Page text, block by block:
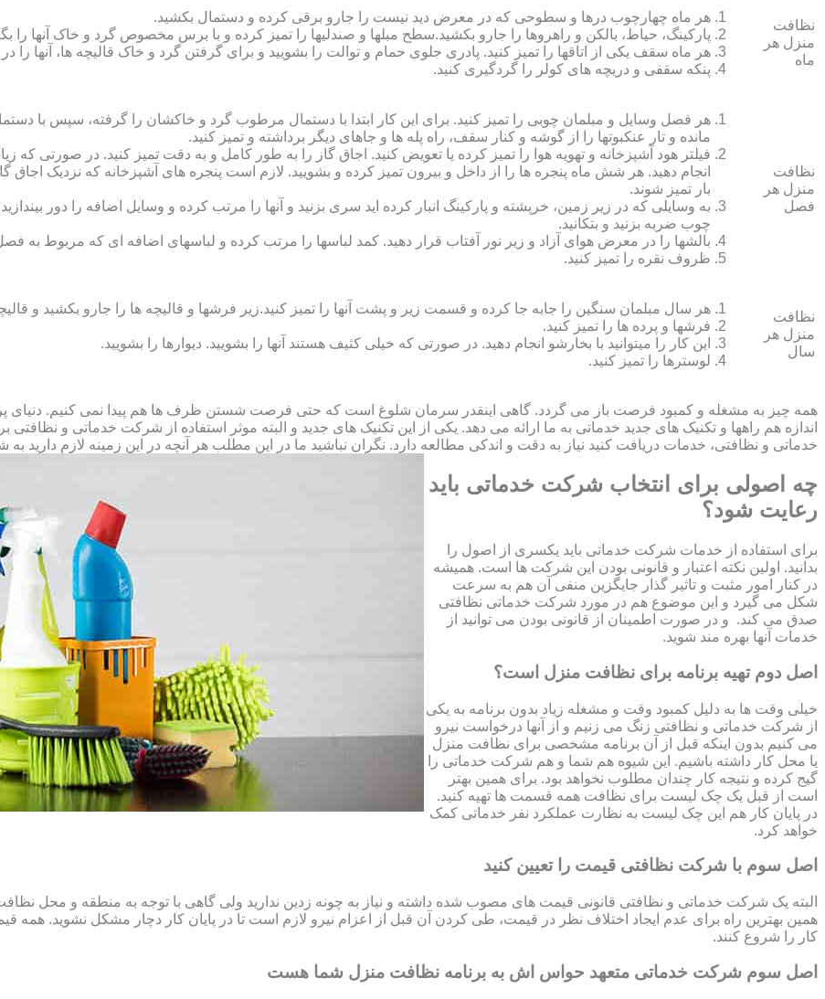
نظافت
منزل هر
ماه
هر ماه چهارچوب درها و سطوحی که در معرض دید نیست را جارو برقی کرده و دستمال بکشید.
پارکینگ، حیاط، بالکن و راهروها را جارو بکشید.سطح مبل‏ها و صندلی‏ها را تمیز کرده و با برس مخصوص گرد و خاک آنها را
هر ماه سقف یکی از اتاق‏ها را تمیز کنید. پادری جلوی حمام و توالت را بشویید و برای گرفتن گرد و خاک قالیچه‏ ها، آنها را
پنکه سقفی و دریچه‏ های کولر را گردگیری کنید.
نظافت
منزل هر
فصل
هر فصل وسایل و مبلمان چوبی را تمیز کنید. برای این کار ابتدا با دستمال مرطوب گرد و خاک‏شان را گرفته، سپس با
مانده و تار عنکبوت‏ها را از گوشه و کنار سقف، راه پله‏ ها و جاهای دیگر برداشته و تمیز کنید.
فیلتر هود آشپزخانه و تهویه هوا را تمیز کرده یا تعویض کنید. اجاق گاز را به طور کامل و به دقت تمیز کنید. در صورتی که
انجام دهید. هر شش ماه پنجره‏ ها را از داخل و بیرون تمیز کرده و بشویید. لازم است پنجره‏ های آشپزخانه که نزدیک
بار تمیز شوند.
به وسایلی که در زیر زمین، خرپشته و پارکینگ انبار کرده‏ اید سری بزنید و آنها را مرتب کرده و وسایل اضافه را دور
چوب ضربه بزنید و بتکانید.
بالش‏ها را در معرض هوای آزاد و زیر نور آفتاب قرار دهید. کمد لباس‏ها را مرتب کرده و لباس‏های اضافه ای که مربوط به
ظروف نقره را تمیز کنید.
نظافت
منزل هر
سال
هر سال مبلمان سنگین را جابه جا کرده و قسمت زیر و پشت آنها را تمیز کنید.زیر فرش‏ها و قالیچه‏ ها را جارو بکشید و
فرش‏ها و پرده ‏ها را تمیز کنید.
این کار را می‏توانید با بخارشو انجام دهید. در صورتی که خیلی کثیف هستند آنها را بشویید. دیوارها را بشویید.
لوسترها را تمیز کنید.
همه چیز به مشغله و کمبود فرصت باز می گردد. گاهی اینقدر سرمان شلوغ است که حتی فرصت شستن ظرف ها هم پیدا نمی کنیم. دنیای
اندازه هم راهها و تکنیک های جدید خدماتی به ما ارائه می دهد. یکی از این تکنیک های جدید و البته موثر استفاده از شرکت خدماتی و
خدماتی و نظافتی، خدمات دریافت کنید نیاز به دقت و اندکی مطالعه دارد. نگران نباشید ما در این مطلب هر آنچه در این زمینه لازم دارید به
چه اصولی برای انتخاب شرکت خدماتی باید
رعایت شود؟
برای استفاده از خدمات شرکت خدماتی باید یکسری از اصول را
بدانید. اولین نکته اعتبار و قانونی بودن این شرکت ها است. همیشه
در کنار امور مثبت و تاثیر گذار جایگزین منفی آن هم به سرعت
شکل می گیرد و این موضوع هم در مورد شرکت خدماتی نظافتی
صدق می کند. و در صورت اطمینان از قانونی بودن می توانید از
خدمات آنها بهره مند شوید.
اصل دوم تهیه برنامه برای نظافت منزل است؟
خیلی وقت ها به دلیل کمبود وقت و مشغله زیاد بدون برنامه به یکی
از شرکت خدماتی و نظافتی زنگ می زنیم و از آنها درخواست نیرو
می کنیم بدون اینکه قبل از آن برنامه مشخصی برای نظافت منزل
یا محل کار داشته باشیم. این شیوه هم شما و هم شرکت خدماتی را
گیج کرده و نتیجه کار چندان مطلوب نخواهد بود. برای همین بهتر
است از قبل یک چک لیست برای نظافت همه قسمت ها تهیه کنید.
در پایان کار هم این چک لیست به نظارت عملکرد نفر خدماتی کمک
خواهد کرد.
اصل سوم با شرکت نظافتی قیمت را تعیین کنید
البته یک شرکت خدماتی و نظافتی قانونی قیمت های مصوب شده داشته و نیاز به چونه زدین ندارید ولی گاهی با توجه به منطقه و محل
همین بهترین راه برای عدم ایجاد اختلاف نظر در قیمت، طی کردن آن قبل از اعزام نیرو لازم است تا در پایان کار دچار مشکل نشوید. همه
کار را شروع کنند.
اصل سوم شرکت خدماتی متعهد حواس اش به برنامه نظافت منزل شما هست